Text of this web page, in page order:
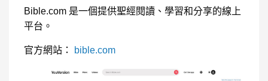
Bible.com 是一個提供聖經閱讀、學習和分享的線上
平台。
官方網站： bible.com